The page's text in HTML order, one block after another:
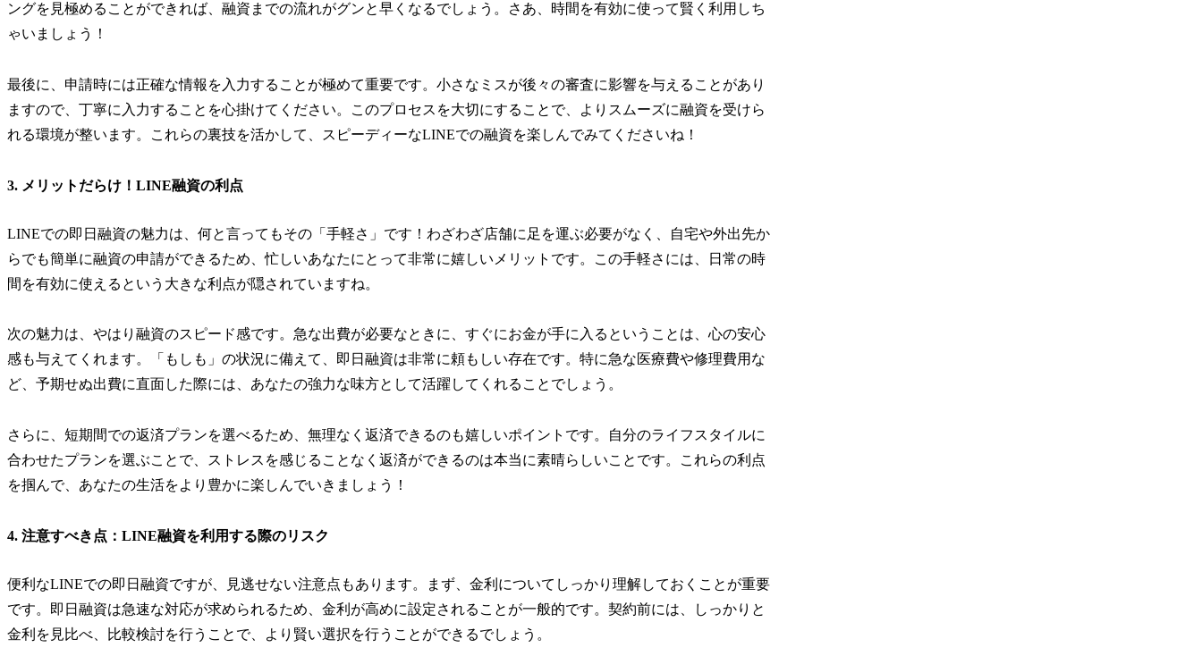
ングを見極めることができれば、融資までの流れがグンと早くなるでしょう。さあ、時間を有効に使って賢く利用しち
ゃいましょう！
最後に、申請時には正確な情報を入力することが極めて重要です。小さなミスが後々の審査に影響を与えることがあり
ますので、丁寧に入力することを心掛けてください。このプロセスを大切にすることで、よりスムーズに融資を受けら
れる環境が整います。これらの裏技を活かして、スピーディーなLINEでの融資を楽しんでみてくださいね！
3. メリットだらけ！LINE融資の利点
LINEでの即日融資の魅力は、何と言ってもその「手軽さ」です！わざわざ店舗に足を運ぶ必要がなく、自宅や外出先か
らでも簡単に融資の申請ができるため、忙しいあなたにとって非常に嬉しいメリットです。この手軽さには、日常の時
間を有効に使えるという大きな利点が隠されていますね。
次の魅力は、やはり融資のスピード感です。急な出費が必要なときに、すぐにお金が手に入るということは、心の安心
感も与えてくれます。「もしも」の状況に備えて、即日融資は非常に頼もしい存在です。特に急な医療費や修理費用な
ど、予期せぬ出費に直面した際には、あなたの強力な味方として活躍してくれることでしょう。
さらに、短期間での返済プランを選べるため、無理なく返済できるのも嬉しいポイントです。自分のライフスタイルに
合わせたプランを選ぶことで、ストレスを感じることなく返済ができるのは本当に素晴らしいことです。これらの利点
を掴んで、あなたの生活をより豊かに楽しんでいきましょう！
4. 注意すべき点：LINE融資を利用する際のリスク
便利なLINEでの即日融資ですが、見逃せない注意点もあります。まず、金利についてしっかり理解しておくことが重要
です。即日融資は急速な対応が求められるため、金利が高めに設定されることが一般的です。契約前には、しっかりと
金利を見比べ、比較検討を行うことで、より賢い選択を行うことができるでしょう。